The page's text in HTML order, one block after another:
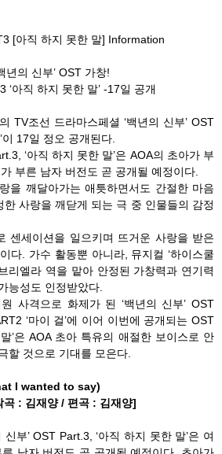
[아직 하지 못한 말] Information
년의 신부’ OST 가창!
‘아직 하지 못한 말’ -17일 공개
TV조선 드라마스페셜 ‘백년의 신부’ OST
이 17일 정오 공개된다.
‘아직 하지 못한 말’은 AOA의 초아가 부
부른 남자 버전도 곧 공개될 예정이다.
을 깨달아가는 애틋하면서도 간절한 마음
사랑을 깨닫게 되는 극 중 인물들의 감정
센세이션을 일으키며 뜨거운 사랑을 받은
다. 가수 활동뿐 아니라, 뮤지컬 ‘하이스쿨
리엘라 역을 맡아 안정된 가창력과 연기력
능성도 인정받았다.
사격으로 화제가 된 ‘백년의 신부’ OST
‘마이 걸’에 이어 이번에 공개되는 OST
’은 AOA 초아 특유의 애절한 보이스로 안
할 것으로 기대를 모은다.
I wanted to say)
: 김재양 / 편곡 : 김재양]
부’ OST Part.3, ‘아직 하지 못한 말’은 여